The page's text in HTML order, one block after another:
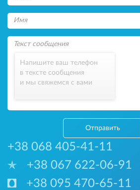
Напишите ваш телефон
в тексте сообщения
и мы свяжемся с вами
Отправить
+38 068 405-41-11
+38 067 622-06-91
+38 095 470-65-11